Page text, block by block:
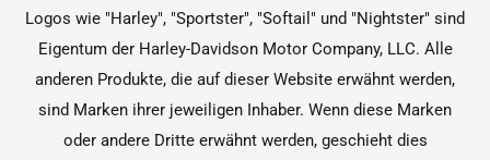
Logos wie "Harley", "Sportster", "Softail" und "Nightster" sind
Eigentum der Harley-Davidson Motor Company, LLC. Alle
anderen Produkte, die auf dieser Website erwähnt werden,
sind Marken ihrer jeweiligen Inhaber. Wenn diese Marken
oder andere Dritte erwähnt werden, geschieht dies